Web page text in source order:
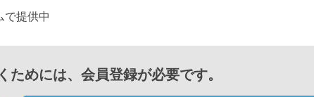
で提供中
めには、会員登録が必要です。